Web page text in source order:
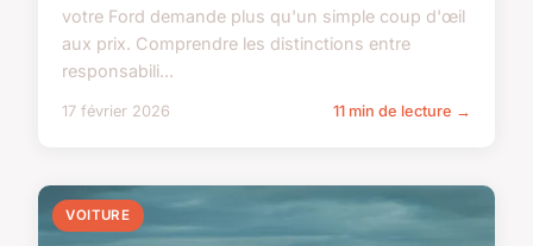
votre Ford demande plus qu'un simple coup d'œil
aux prix. Comprendre les distinctions entre
responsabili...
17 février 2026 11 min de lecture →
VOITURE